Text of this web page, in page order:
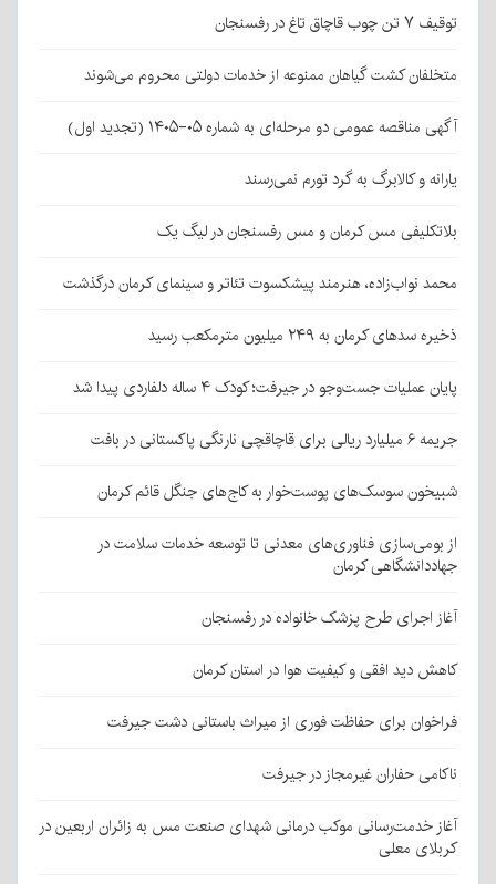
توقیف ۷ تن چوب قاچاق تاغ در رفسنجان
متخلفان کشت گیاهان ممنوعه از خدمات دولتی محروم می‌شوند
آگهی مناقصه عمومی دو مرحله‌ای به شماره ۰۵-۱۴۰۵ (تجدید اول)
یارانه و کالابرگ به گرد تورم نمی‌رسند
بلاتکلیفی مس کرمان و مس رفسنجان در لیگ یک
محمد نواب‌زاده، هنرمند پیشکسوت تئاتر و سینمای کرمان درگذشت
ذخیره سدهای کرمان به ۲۴۹ میلیون مترمکعب رسید
پایان عملیات جست‌وجو در جیرفت؛ کودک ۴ ساله دلفاردی پیدا شد
جریمه ۶ میلیارد ریالی برای قاچاقچی نارنگی پاکستانی در بافت
شبیخون سوسک‌های پوست‌خوار به کاج‌های جنگل قائم کرمان
از بومی‌سازی فناوری‌های معدنی تا توسعه خدمات سلامت در
جهاددانشگاهی کرمان
آغاز اجرای طرح پزشک خانواده در رفسنجان
کاهش دید افقی و کیفیت هوا در استان کرمان
فراخوان برای حفاظت فوری از میراث باستانی دشت جیرفت
ناکامی حفاران غیرمجاز در جیرفت
آغاز خدمت‌رسانی موکب درمانی شهدای صنعت مس به زائران اربعین در
کربلای معلی